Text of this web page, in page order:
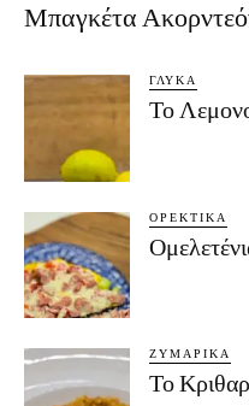
Μπαγκέτα
ΓΛΥΚΆ
Το
ΟΡΕΚΤΙΚΆ
ΖΥΜΑΡΙΚΆ
Το